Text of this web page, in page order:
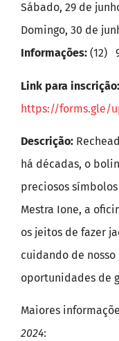
Sábado, 29 de
Domingo, 30 de
Informações: (12)
Link para inscrição:
https://forms.gle/
Descrição:
há décadas, o
preciosos
Mestra Ione, a
os jeitos de fazer
cuidando de
oportunidades de
Maiores
2024: